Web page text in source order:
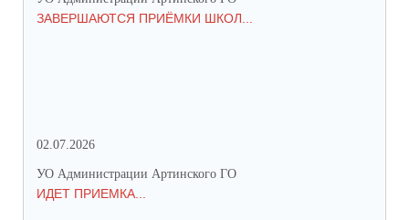
ЗАВЕРШАЮТСЯ ПРИЁМКИ ШКОЛ...
02.07.2026
УО Администрации Артинского ГО
ИДЕТ ПРИЕМКА...